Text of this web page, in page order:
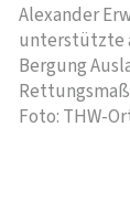
Alexander
unterstützte
Bergung
Foto: THW-